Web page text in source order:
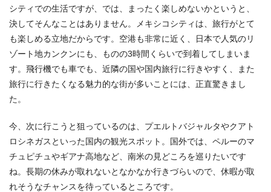
シティでの生活ですが、では、まったく楽しめないかというと、
決してそんなことはありません。メキシコシティは、旅行がとて
も楽しめる立地だからです。空港も非常に近く、日本で人気のリ
ゾート地カンクンにも、ものの3時間くらいで到着してしまいま
す。飛行機でも車でも、近隣の国や国内旅行に行きやすく、また
旅行に行きたくなる魅力的な街が多いことには、正直驚きまし
た。
今、次に行こうと狙っているのは、プエルトバジャルタやクアト
ロシネガスといった国内の観光スポット。国外では、ペルーのマ
チュピチュやギアナ高地など、南米の見どころを巡りたいです
ね。長期の休みが取れないとなかなか行きづらいので、休暇が取
れそうなチャンスを待っているところです。